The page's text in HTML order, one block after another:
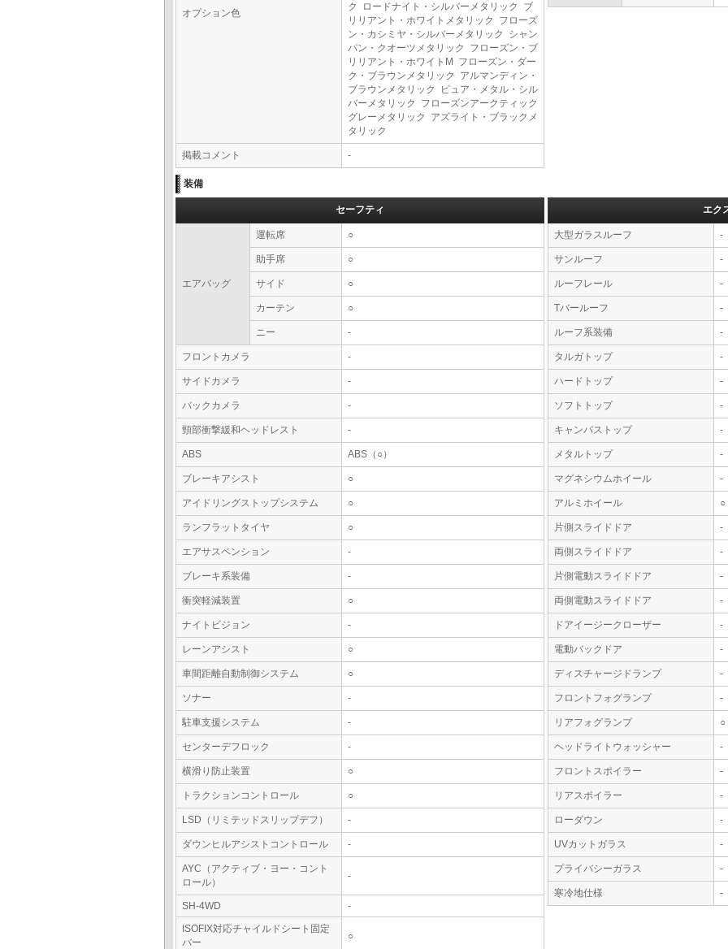
オプション色
ク ロードナイト・シルバーメタリック ブ
リリアント・ホワイトメタリック フローズ
ン・カシミヤ・シルバーメタリック シャン
パン・クオーツメタリック フローズン・ブ
リリアント・ホワイトM フローズン・ダー
ク・ブラウンメタリック アルマンディン・
ブラウンメタリック ピュア・メタル・シル
バーメタリック フローズンアークティック
グレーメタリック アズライト・ブラックメ
タリック
掲載コメント -
装備
セーフティ
エアバッグ
運転席 ○
助手席 ○
サイド ○
カーテン ○
ニー -
フロントカメラ -
サイドカメラ -
バックカメラ -
頸部衝撃緩和ヘッドレスト -
ABS ABS（○）
ブレーキアシスト ○
アイドリングストップシステム ○
ランフラットタイヤ ○
エアサスペンション -
ブレーキ系装備 -
衝突軽減装置 ○
ナイトビジョン -
レーンアシスト ○
車間距離自動制御システム ○
ソナー -
駐車支援システム -
センターデフロック -
横滑り防止装置 ○
トラクションコントロール ○
LSD（リミテッドスリップデフ） -
ダウンヒルアシストコントロール -
AYC（アクティブ・ヨー・コント
ロール）
-
SH-4WD
-
ISOFIX対応チャイルドシート固定
バー
○
エク
大型ガラスルーフ -
サンルーフ -
ルーフレール -
Tバールーフ -
ルーフ系装備 -
タルガトップ -
ハードトップ -
ソフトトップ -
キャンバストップ -
メタルトップ -
マグネシウムホイール -
アルミホイール ○
片側スライドドア -
両側スライドドア -
片側電動スライドドア -
両側電動スライドドア -
ドアイージークローザー -
電動バックドア -
ディスチャージドランプ -
フロントフォグランプ -
リアフォグランプ ○
ヘッドライトウォッシャー -
フロントスポイラー -
リアスポイラー -
ローダウン -
UVカットガラス -
プライバシーガラス -
寒冷地仕様 -